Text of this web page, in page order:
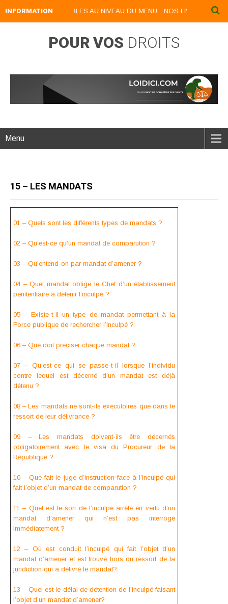
INFORMATIONDISPONIBLES AU NIVEAU DU MENU ...NOS LIVRES
POUR VOS DROITS
Menu
15 – LES MANDATS
01 – Quels sont les différents types de mandats ?
02 – Qu’est-ce qu’un mandat de comparution ?
03 – Qu’entend-on par mandat d’amener ?
04 – Quel mandat oblige le Chef d’un établissement
pénitentiaire à détenir l’inculpé ?
05 – Existe-t-il un type de mandat permettant à la
Force publique de rechercher l’inculpé ?
06 – Que doit préciser chaque mandat ?
07 – Qu’est-ce qui se passe-t-il lorsque l’individu
contre lequel est décerné d’un mandat est déjà
détenu ?
08 – Les mandats ne sont-ils exécutoires que dans le
ressort de leur délivrance ?
09 – Les mandats doivent-ils être décernés
obligatoirement avec le visa du Procureur de la
République ?
10 – Que fait le juge d’instruction face à l’inculpé qui
fait l’objet d’un mandat de comparution ?
11 – Quel est le sort de l’inculpé arrêté en vertu d’un
mandat d’amener qui n’est pas interrogé
immédiatement ?
12 – Où est conduit l’inculpé qui fait l’objet d’un
mandat d’amener et est trouvé hors du ressort de la
juridiction qui a délivré le mandat?
13 – Quel est le délai de détention de l’inculpé faisant
l’objet d’un mandat d’amener?